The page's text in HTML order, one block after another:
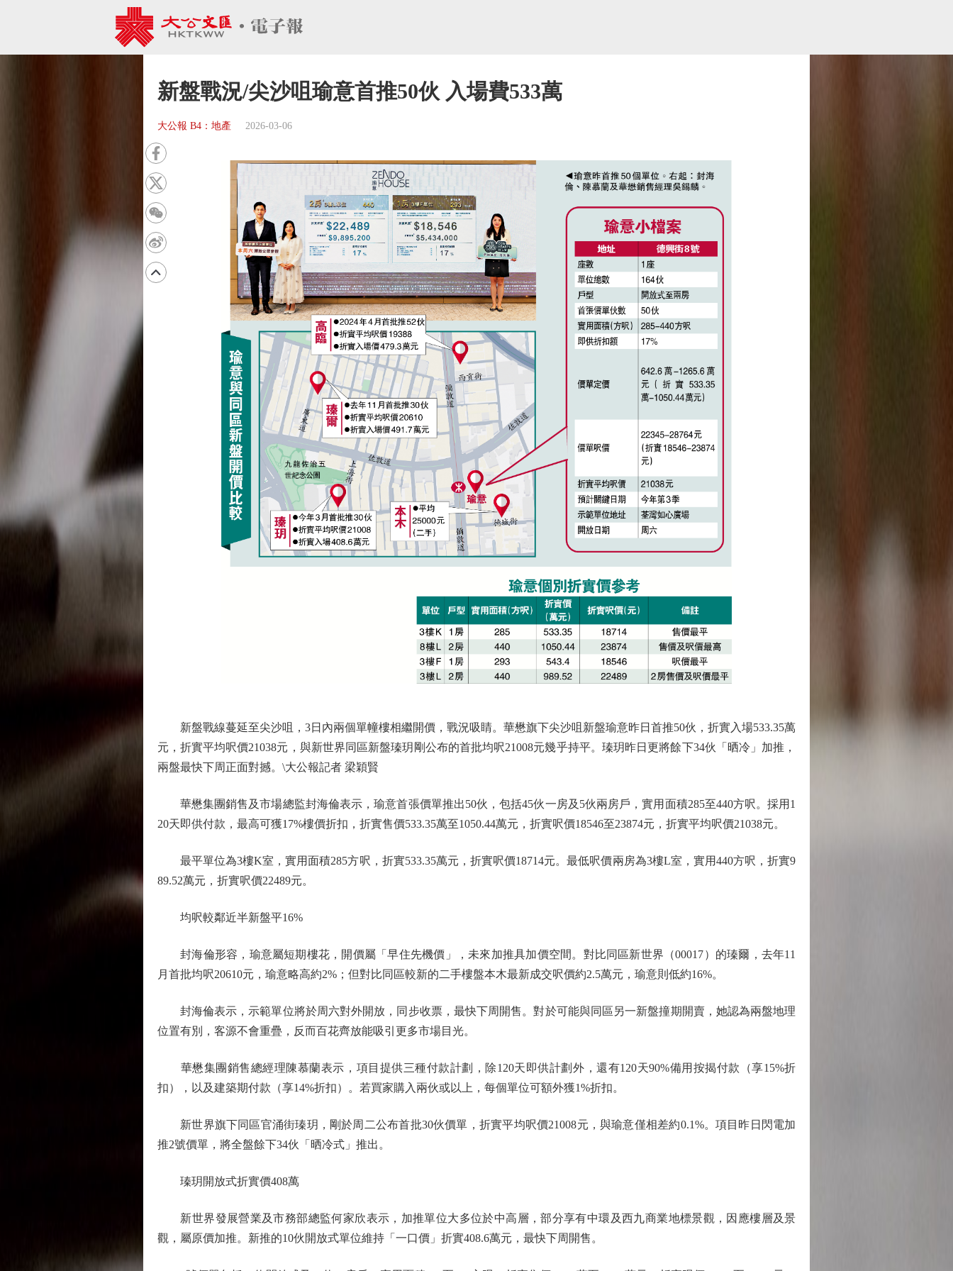
新盤戰況/尖沙咀瑜意首推50伙 入場費533萬
大公報 B4：地產 2026-03-06
新盤戰線蔓延至尖沙咀，3日內兩個單幢樓相繼開價，戰況吸睛。華懋旗下尖沙咀新盤瑜意昨日首推50伙，折實入場533.35萬
元，折實平均呎價21038元，與新世界同區新盤瑧玥剛公布的首批均呎21008元幾乎持平。瑧玥昨日更將餘下34伙「晒冷」加推，
兩盤最快下周正面對撼。\大公報記者 梁穎賢
華懋集團銷售及市場總監封海倫表示，瑜意首張價單推出50伙，包括45伙一房及5伙兩房戶，實用面積285至440方呎。採用1
20天即供付款，最高可獲17%樓價折扣，折實售價533.35萬至1050.44萬元，折實呎價18546至23874元，折實平均呎價21038元。
最平單位為3樓K室，實用面積285方呎，折實533.35萬元，折實呎價18714元。最低呎價兩房為3樓L室，實用440方呎，折實9
89.52萬元，折實呎價22489元。
均呎較鄰近半新盤平16%
封海倫形容，瑜意屬短期樓花，開價屬「早住先機價」，未來加推具加價空間。對比同區新世界（00017）的瑧爾，去年11
月首批均呎20610元，瑜意略高約2%；但對比同區較新的二手樓盤本木最新成交呎價約2.5萬元，瑜意則低約16%。
封海倫表示，示範單位將於周六對外開放，同步收票，最快下周開售。對於可能與同區另一新盤撞期開賣，她認為兩盤地理
位置有別，客源不會重疊，反而百花齊放能吸引更多市場目光。
華懋集團銷售總經理陳慕蘭表示，項目提供三種付款計劃，除120天即供計劃外，還有120天90%備用按揭付款（享15%折
扣），以及建築期付款（享14%折扣）。若買家購入兩伙或以上，每個單位可額外獲1%折扣。
新世界旗下同區官涌街瑧玥，剛於周二公布首批30伙價單，折實平均呎價21008元，與瑜意僅相差約0.1%。項目昨日閃電加
推2號價單，將全盤餘下34伙「晒冷式」推出。
瑧玥開放式折實價408萬
新世界發展營業及市務部總監何家欣表示，加推單位大多位於中高層，部分享有中環及西九商業地標景觀，因應樓層及景
觀，屬原價加推。新推的10伙開放式單位維持「一口價」折實408.6萬元，最快下周開售。